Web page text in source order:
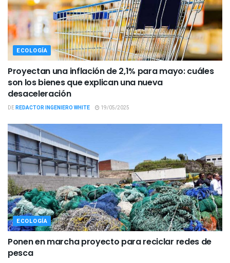
ECOLOGÍA
Proyectan una inflación de 2,1% para mayo: cuáles
son los bienes que explican una nueva
desaceleración
DEREDACTOR INGENIERO WHITE 19/05/2025
ECOLOGÍA
Ponen en marcha proyecto para reciclar redes de
pesca